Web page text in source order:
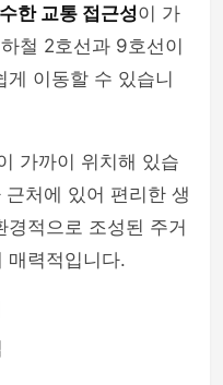
한 교통 접근성이 가
철 2호선과 9호선이
이동할 수 있습니
가까이 위치해 있습
처에 있어 편리한 생
적으로 조성된 주거
매력적입니다.